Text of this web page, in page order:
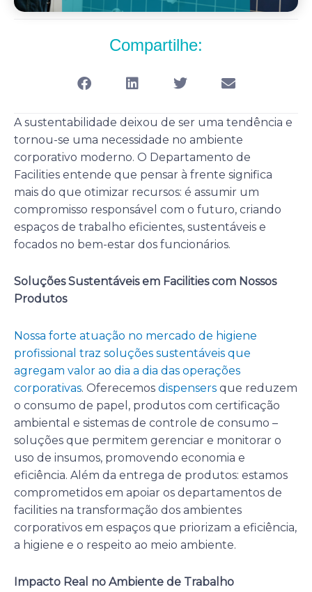
Compartilhe:
A sustentabilidade deixou de ser uma tendência e
tornou-se uma necessidade no ambiente
corporativo moderno. O Departamento de
Facilities entende que pensar à frente significa
mais do que otimizar recursos: é assumir um
compromisso responsável com o futuro, criando
espaços de trabalho eficientes, sustentáveis e
focados no bem-estar dos funcionários.
Soluções Sustentáveis em Facilities com Nossos
Produtos
Nossa forte atuação no mercado de higiene
profissional traz soluções sustentáveis que
agregam valor ao dia a dia das operações
corporativas. Oferecemos dispensers que reduzem
o consumo de papel, produtos com certificação
ambiental e sistemas de controle de consumo –
soluções que permitem gerenciar e monitorar o
uso de insumos, promovendo economia e
eficiência. Além da entrega de produtos: estamos
comprometidos em apoiar os departamentos de
facilities na transformação dos ambientes
corporativos em espaços que priorizam a eficiência,
a higiene e o respeito ao meio ambiente.
Impacto Real no Ambiente de Trabalho